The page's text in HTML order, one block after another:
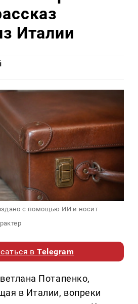
Италии
с помощью ИИ и носит
вTelegram
Потапенко,
в Италии, вопреки